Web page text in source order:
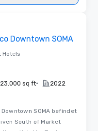
Downtown SOMA
Hotels
23.000 sq ft• 2022
SOMA befindet
South of Market